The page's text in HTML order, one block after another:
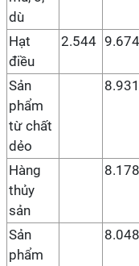
dù
Hạt
điều
2.544
Sản
phẩm
từ chất
dẻo
Hàng
thủy
sản
Sản
phẩm